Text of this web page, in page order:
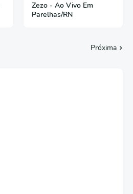
Zezo - Ao Vivo Em
Parelhas/RN
Próxima